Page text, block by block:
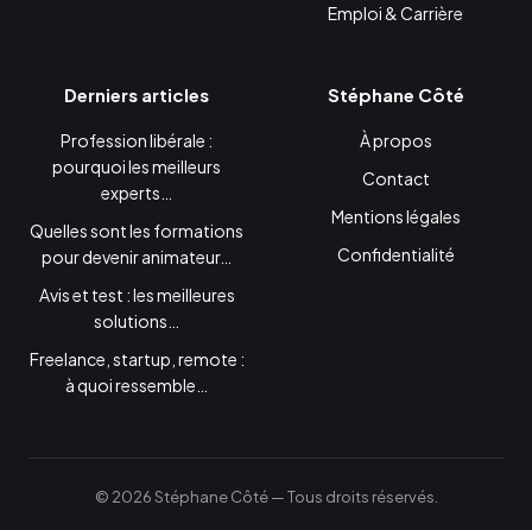
Emploi & Carrière
Derniers articles
Profession libérale :
pourquoi les meilleurs
experts…
Quelles sont les formations
pour devenir animateur…
Avis et test : les meilleures
solutions…
Freelance, startup, remote :
à quoi ressemble…
Stéphane Côté
À propos
Contact
Mentions légales
Confidentialité
© 2026 Stéphane Côté — Tous droits réservés.